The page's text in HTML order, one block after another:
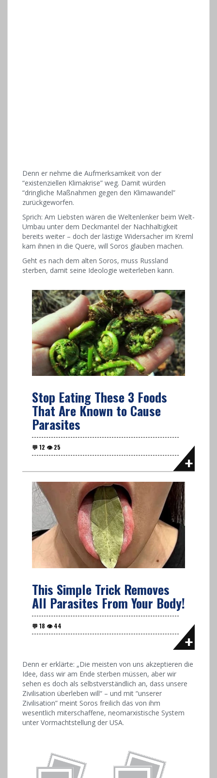
Denn er nehme die Aufmerksamkeit von der
“existenziellen Klimakrise” weg. Damit würden
“dringliche Maßnahmen gegen den Klimawandel”
zurückgeworfen.
Sprich: Am Liebsten wären die Weltenlenker beim Welt-
Umbau unter dem Deckmantel der Nachhaltigkeit
bereits weiter – doch der lästige Widersacher im Kreml
kam ihnen in die Quere, will Soros glauben machen.
Geht es nach dem alten Soros, muss Russland
sterben, damit seine Ideologie weiterleben kann.
Stop Eating These 3 Foods
That Are Known to Cause
Parasites
This Simple Trick Removes
All Parasites From Your Body!
Denn er erklärte: „Die meisten von uns akzeptieren die
Idee, dass wir am Ende sterben müssen, aber wir
sehen es doch als selbstverständlich an, dass unsere
Zivilisation überleben will“ – und mit “unserer
Zivilisation” meint Soros freilich das von ihm
wesentlich miterschaffene, neomarxistische System
unter Vormachtstellung der USA.